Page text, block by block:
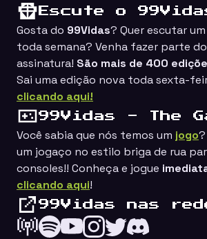
Escute o
Gosta do 99Vidas? Quer escutar
toda semana? Venha fazer parte
assinatura! São mais de 400
Sai uma edição nova toda sexta-
clicando aqui!
99Vidas - The
Você sabia que nós temos um jogo
um jogaço no estilo briga de rua
consoles!! Conheça e jogue
clicando aqui!
99Vidas nas